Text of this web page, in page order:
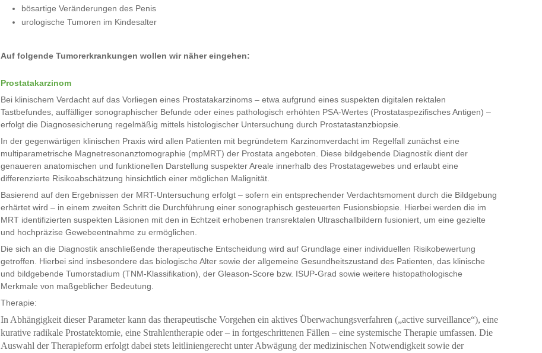
bösartige Veränderungen des Penis
urologische Tumoren im Kindesalter
Auf folgende Tumorerkrankungen wollen wir näher eingehen:
Prostatakarzinom
Bei klinischem Verdacht auf das Vorliegen eines Prostatakarzinoms – etwa aufgrund eines suspekten digitalen rektalen
Tastbefundes, auffälliger sonographischer Befunde oder eines pathologisch erhöhten PSA-Wertes (Prostataspezifisches Antigen) –
erfolgt die Diagnosesicherung regelmäßig mittels histologischer Untersuchung durch Prostatastanzbiopsie.
In der gegenwärtigen klinischen Praxis wird allen Patienten mit begründetem Karzinomverdacht im Regelfall zunächst eine
multiparametrische Magnetresonanztomographie (mpMRT) der Prostata angeboten. Diese bildgebende Diagnostik dient der
genaueren anatomischen und funktionellen Darstellung suspekter Areale innerhalb des Prostatagewebes und erlaubt eine
differenzierte Risikoabschätzung hinsichtlich einer möglichen Malignität.
Basierend auf den Ergebnissen der MRT-Untersuchung erfolgt – sofern ein entsprechender Verdachtsmoment durch die Bildgebung
erhärtet wird – in einem zweiten Schritt die Durchführung einer sonographisch gesteuerten Fusionsbiopsie. Hierbei werden die im
MRT identifizierten suspekten Läsionen mit den in Echtzeit erhobenen transrektalen Ultraschallbildern fusioniert, um eine gezielte
und hochpräzise Gewebeentnahme zu ermöglichen.
Die sich an die Diagnostik anschließende therapeutische Entscheidung wird auf Grundlage einer individuellen Risikobewertung
getroffen. Hierbei sind insbesondere das biologische Alter sowie der allgemeine Gesundheitszustand des Patienten, das klinische
und bildgebende Tumorstadium (TNM-Klassifikation), der Gleason-Score bzw. ISUP-Grad sowie weitere histopathologische
Merkmale von maßgeblicher Bedeutung.
Therapie:
In Abhängigkeit dieser Parameter kann das therapeutische Vorgehen ein aktives Überwachungsverfahren („active surveillance“), eine
kurative radikale Prostatektomie, eine Strahlentherapie oder – in fortgeschrittenen Fällen – eine systemische Therapie umfassen. Die
Auswahl der Therapieform erfolgt dabei stets leitliniengerecht unter Abwägung der medizinischen Notwendigkeit sowie der